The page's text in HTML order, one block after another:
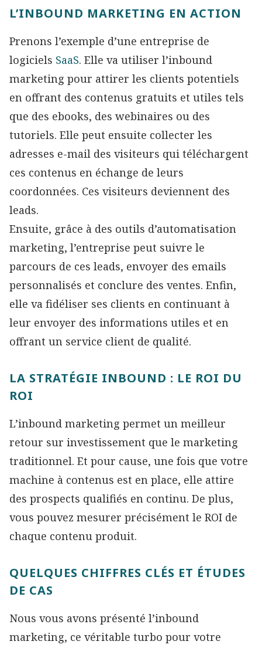
L’INBOUND MARKETING EN ACTION
Prenons l’exemple d’une entreprise de
logiciels SaaS. Elle va utiliser l’inbound
marketing pour attirer les clients potentiels
en offrant des contenus gratuits et utiles tels
que des ebooks, des webinaires ou des
tutoriels. Elle peut ensuite collecter les
adresses e-mail des visiteurs qui téléchargent
ces contenus en échange de leurs
coordonnées. Ces visiteurs deviennent des
leads.
Ensuite, grâce à des outils d’automatisation
marketing, l’entreprise peut suivre le
parcours de ces leads, envoyer des emails
personnalisés et conclure des ventes. Enfin,
elle va fidéliser ses clients en continuant à
leur envoyer des informations utiles et en
offrant un service client de qualité.
LA STRATÉGIE INBOUND : LE ROI DU
ROI
L’inbound marketing permet un meilleur
retour sur investissement que le marketing
traditionnel. Et pour cause, une fois que votre
machine à contenus est en place, elle attire
des prospects qualifiés en continu. De plus,
vous pouvez mesurer précisément le ROI de
chaque contenu produit.
QUELQUES CHIFFRES CLÉS ET ÉTUDES
DE CAS
Nous vous avons présenté l’inbound
marketing, ce véritable turbo pour votre